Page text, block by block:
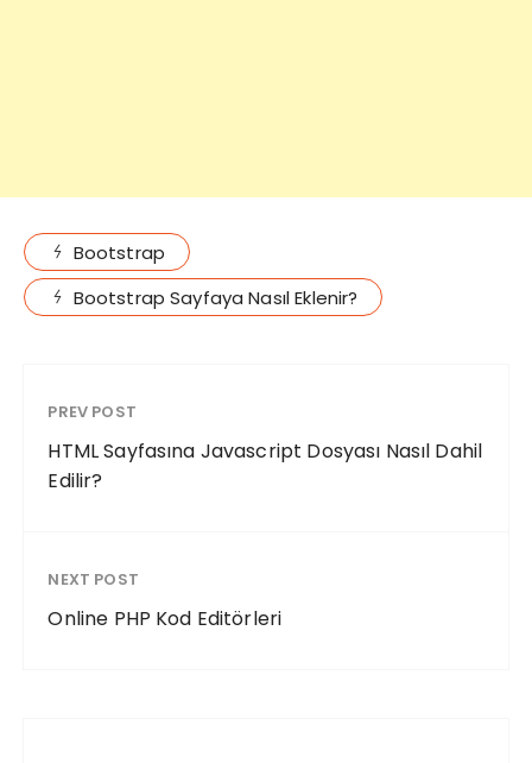
Bootstrap
Bootstrap Sayfaya Nasıl Eklenir?
PREV POST
HTML Sayfasına Javascript Dosyası Nasıl Dahil
Edilir?
NEXT POST
Online PHP Kod Editörleri